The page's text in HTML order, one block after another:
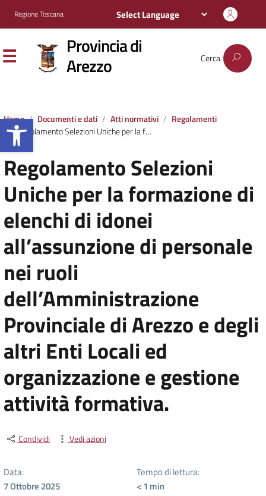
Apri la barra degli strumenti
Regione Toscana
Provincia di
Arezzo Cerca
Home Documenti e dati Atti normativi
Regolamenti
Regolamento Selezioni Uniche per la formazione di elenchi di idonei all’assunzione di personale nei ruoli dell’Amministrazione Provinciale di Arezzo e degli altri Enti Locali ed organizzazione e gestione attività formativa.
Regolamento Selezioni
Uniche per la formazione di
elenchi di idonei
all’assunzione di personale
nei ruoli
dell’Amministrazione
Provinciale di Arezzo e degli
altri Enti Locali ed
organizzazione e gestione
attività formativa.
Condividi Vedi azioni
Data:
7 Ottobre 2025
Tempo di lettura:
< 1 min